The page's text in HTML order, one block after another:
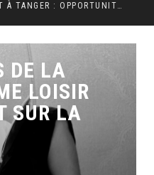
DE LA
LOISIR
SUR LA